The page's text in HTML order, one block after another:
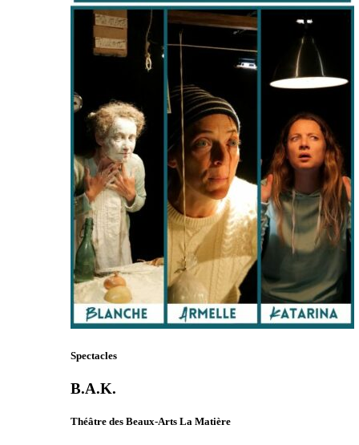
Spectacles
B.A.K.
Théâtre des Beaux-Arts La Matière